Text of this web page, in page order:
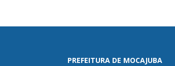
PREFEITURA DE MOCAJUBA